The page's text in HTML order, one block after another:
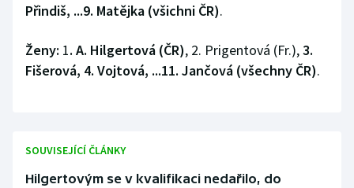
Přindiš, ...9. Matějka (všichni ČR).
Ženy: 1. A. Hilgertová (ČR), 2. Prigentová (Fr.),3.
Fišerová, 4. Vojtová, ...11. Jančová (všechny ČR).
SOUVISEJÍCÍ ČLÁNKY
Hilgertovým se v kvalifikaci nedařilo, do